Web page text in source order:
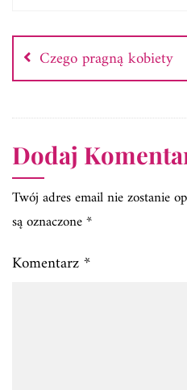
Nawigacja
wpisu
Czego pragną kobiety
Dodaj
Twój adres email nie zostanie
są oznaczone*
Komentarz*